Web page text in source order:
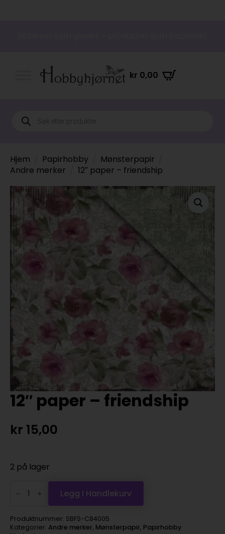
kr 0,00
Products
search
Hjem Papirhobby
Mønsterpapir
Andre merker
12″ paper – friendship
12″ paper – friendship
kr 15,00
2 på lager
paper
friendship
antall
Legg I Handlekurv
Produktnummer: SBFS-C84005
Kategorier: Andre merker, Mønsterpapir, Papirhobby